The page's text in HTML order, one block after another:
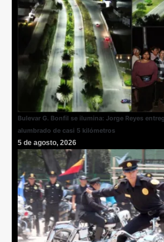
Bulevar G. Bonfil se ilumina: Jorge Reyes
alumbrado de casi 5 kilómetros
5 de agosto, 2026